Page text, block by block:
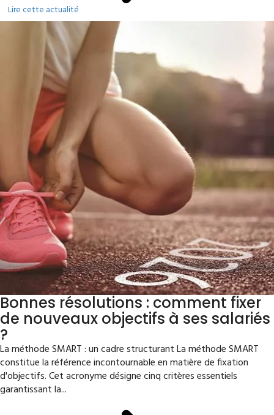
Lire cette actualité
Bonnes résolutions : comment fixer
de nouveaux objectifs à ses salariés
?
La méthode SMART : un cadre structurant La méthode SMART
constitue la référence incontournable en matière de fixation
d'objectifs. Cet acronyme désigne cinq critères essentiels
garantissant la...